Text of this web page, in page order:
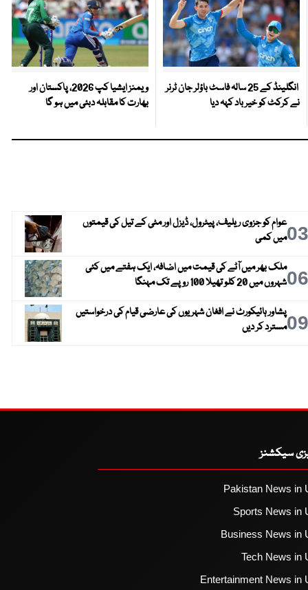
انگلینڈ کے 25 سالہ فاسٹ باؤلر جان ٹرنر
نے کرکٹ کو خیر باد کہہ دیا
ویمنز ایشیا کپ 2026، پاکستان اور
بھارت کا مقابلہ دبئی میں ہو گا
03عوام کو جزوی ریلیف، پیٹرول، ڈیزل اور مٹی کے تیل کی قیمتوں
میں کمی
06ملک بھر میں آٹے کی قیمت میں اضافہ، ایک ہفتے میں کئی
شہروں میں 20 کلو تھیلا 100 روپے تک مہنگا
09پشاور ہائیکورٹ نے افغان شہریوں کی عارضی قیام کی درخواستیں
مسترد کر دیں
سیکشنز
Pakistan News in
Sports News in
Business News in
Tech News in
Entertainment News in